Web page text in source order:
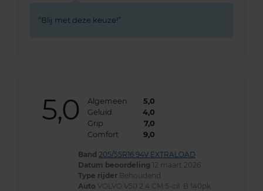
Blij met deze keuze!
5,0 Algemeen
5,0
Geluid
4,0
Grip
7,0
Comfort
9,0
Band 205/55R16 94V EXTRALOAD
Datum beoordeling 12 maart 2026
Type rijder Behoudend
Auto VOLVO V50 2.4 CM 5-cil. B 140pk